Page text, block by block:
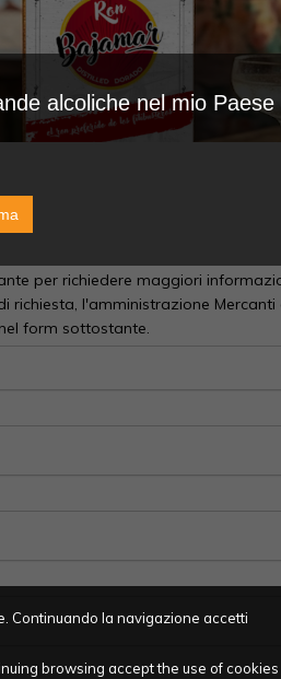
Continuando la navigazione accetti
browsing accept the use of cookies
per richiedere maggiori
richiesta, l'amministrazione
form sottostante.
alcoliche nel mio Paese